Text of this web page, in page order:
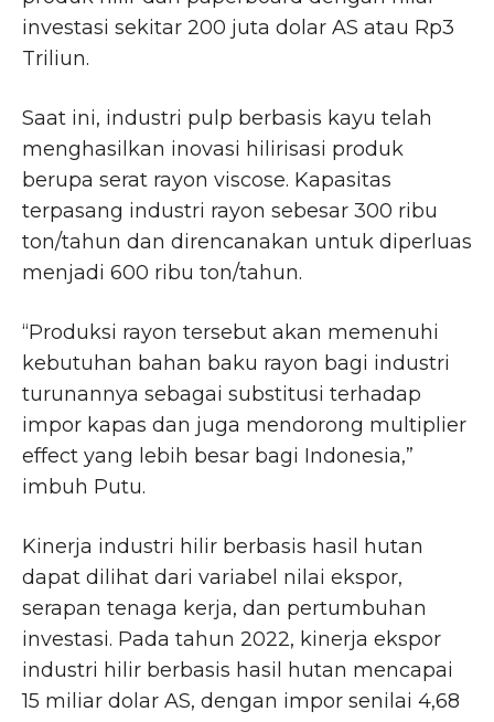
investasi sekitar 200 juta dolar AS atau Rp3
Triliun.
Saat ini, industri pulp berbasis kayu telah
menghasilkan inovasi hilirisasi produk
berupa serat rayon viscose. Kapasitas
terpasang industri rayon sebesar 300 ribu
ton/tahun dan direncanakan untuk diperluas
menjadi 600 ribu ton/tahun.
“Produksi rayon tersebut akan memenuhi
kebutuhan bahan baku rayon bagi industri
turunannya sebagai substitusi terhadap
impor kapas dan juga mendorong multiplier
effect yang lebih besar bagi Indonesia,”
imbuh Putu.
Kinerja industri hilir berbasis hasil hutan
dapat dilihat dari variabel nilai ekspor,
serapan tenaga kerja, dan pertumbuhan
investasi. Pada tahun 2022, kinerja ekspor
industri hilir berbasis hasil hutan mencapai
15 miliar dolar AS, dengan impor senilai 4,68